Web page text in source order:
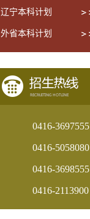
辽宁本科计划
外省本科计划
0416-3697555
0416-5058080
0416-3698555
0416-2113900